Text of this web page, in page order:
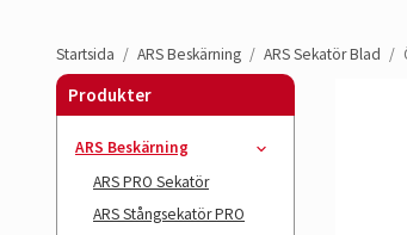
Startsida / ARS Beskärning / ARS Sekatör Blad /
Produkter
ARS Beskärning
ARS PRO Sekatör
ARS Stångsekatör PRO